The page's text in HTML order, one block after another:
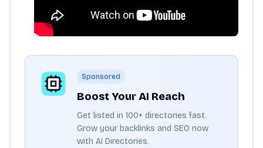
Sponsored
Boost Your AI Reach
Get listed in 100+ directories fast.
Grow your backlinks and SEO now
with AI Directories.